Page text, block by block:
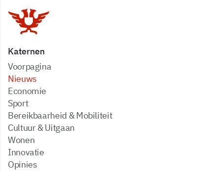
Katernen
Voorpagina
Nieuws
Economie
Sport
Bereikbaarheid & Mobiliteit
Cultuur & Uitgaan
Wonen
Innovatie
Opinies